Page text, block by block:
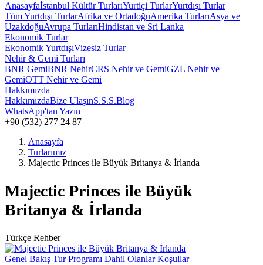
Anasayfaİstanbul Kültür TurlarıYurtiçi TurlarYurtdışı Turlar
Tüm Yurtdışı TurlarAfrika ve OrtadoğuAmerika TurlarıAsya ve
UzakdoğuAvrupa TurlarıHindistan ve Sri Lanka
Ekonomik Turlar
Ekonomik YurtdışıVizesiz Turlar
Nehir & Gemi Turları
BNR GemiBNR NehirCRS Nehir ve GemiGZL Nehir ve
GemiOTT Nehir ve Gemi
Hakkımızda
HakkımızdaBize UlaşınS.S.S.Blog
WhatsApp'tan Yazın
+90 (532) 277 24 87
Anasayfa
Turlarımız
Majectic Princes ile Büyük Britanya & İrlanda
Majectic Princes ile Büyük
Britanya & İrlanda
Türkçe Rehber
Genel Bakış Tur Programı Dahil Olanlar Koşullar